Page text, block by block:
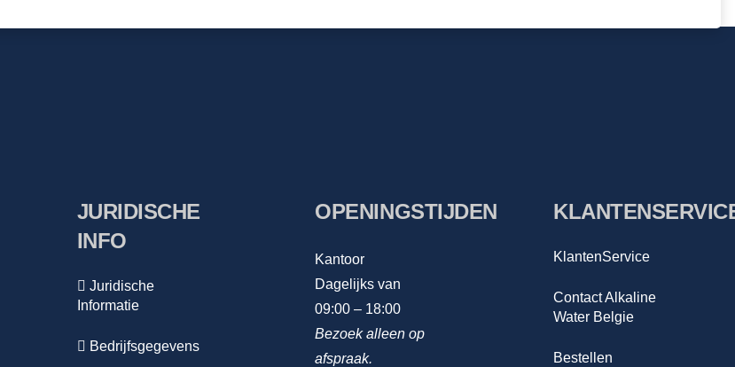
JURIDISCHE
INFO
Juridische
Informatie
Bedrijfsgegevens
OPENINGSTIJDEN
Kantoor
Dagelijks van
09:00 – 18:00
Bezoek alleen op
afspraak.
KlantenService
Contact Alkaline
Water Belgie
Bestellen